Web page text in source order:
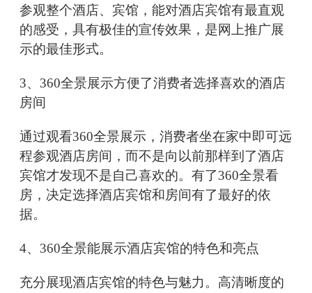
参观整个酒店、宾馆，能对酒店宾馆有最直观
的感受，具有极佳的宣传效果，是网上推广展
示的最佳形式。
3、360全景展示方便了消费者选择喜欢的酒店
房间
通过观看360全景展示，消费者坐在家中即可远
程参观酒店房间，而不是向以前那样到了酒店
宾馆才发现不是自己喜欢的。有了360全景看
房，决定选择酒店宾馆和房间有了最好的依
据。
4、360全景能展示酒店宾馆的特色和亮点
充分展现酒店宾馆的特色与魅力。高清晰度的